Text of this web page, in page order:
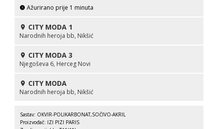
Ažurirano prije 1 minuta
CITY MODA 1
Narodnih heroja bb, Nikšić
CITY MODA 3
Njegoševa 6, Herceg Novi
CITY MODA
Narodnih heroja bb, Nikšić
Sastav: OKVIR-POLIKARBONAT,SOČIVO-AKRIL
Proizvođač: IZI PIZI PARIS